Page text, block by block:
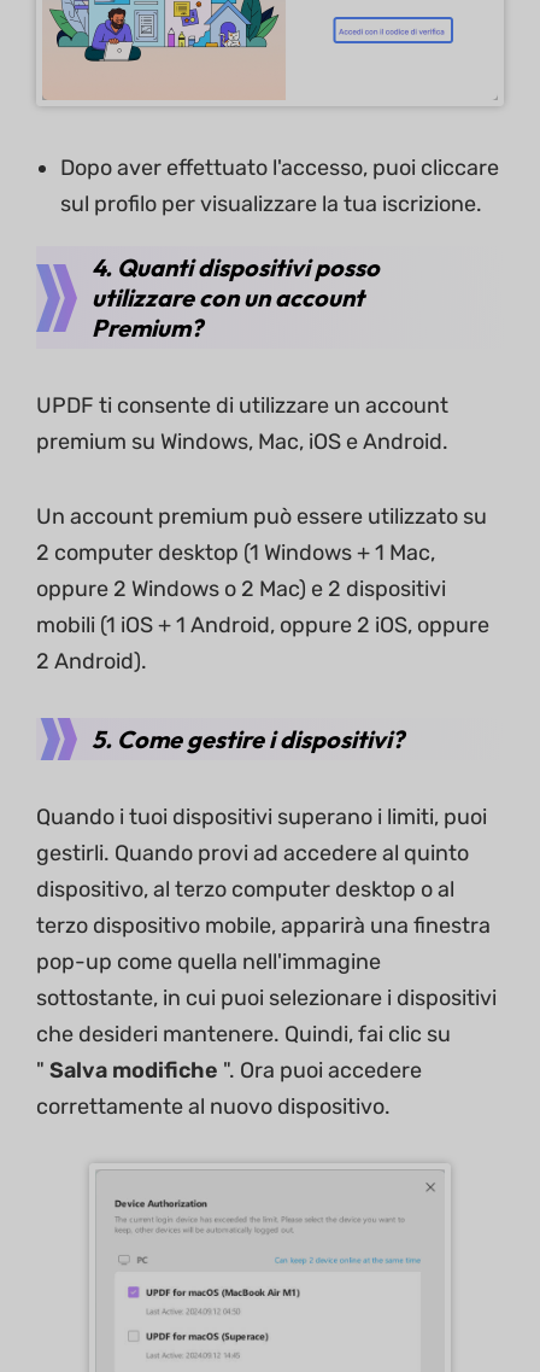
Dopo aver effettuato l'accesso, puoi cliccare
sul profilo per visualizzare la tua iscrizione.
4. Quanti dispositivi posso
utilizzare con un account
Premium?
UPDF ti consente di utilizzare un account
premium su Windows, Mac, iOS e Android.
Un account premium può essere utilizzato su
2 computer desktop (1 Windows + 1 Mac,
oppure 2 Windows o 2 Mac) e 2 dispositivi
mobili (1 iOS + 1 Android, oppure 2 iOS, oppure
2 Android).
5. Come gestire i dispositivi?
Quando i tuoi dispositivi superano i limiti, puoi
gestirli. Quando provi ad accedere al quinto
dispositivo, al terzo computer desktop o al
terzo dispositivo mobile, apparirà una finestra
pop-up come quella nell'immagine
sottostante, in cui puoi selezionare i dispositivi
che desideri mantenere. Quindi, fai clic su
" Salva modifiche ". Ora puoi accedere
correttamente al nuovo dispositivo.